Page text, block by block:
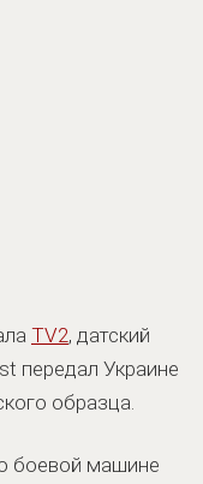
TV2, датский
передал Украине
образца.
боевой машине